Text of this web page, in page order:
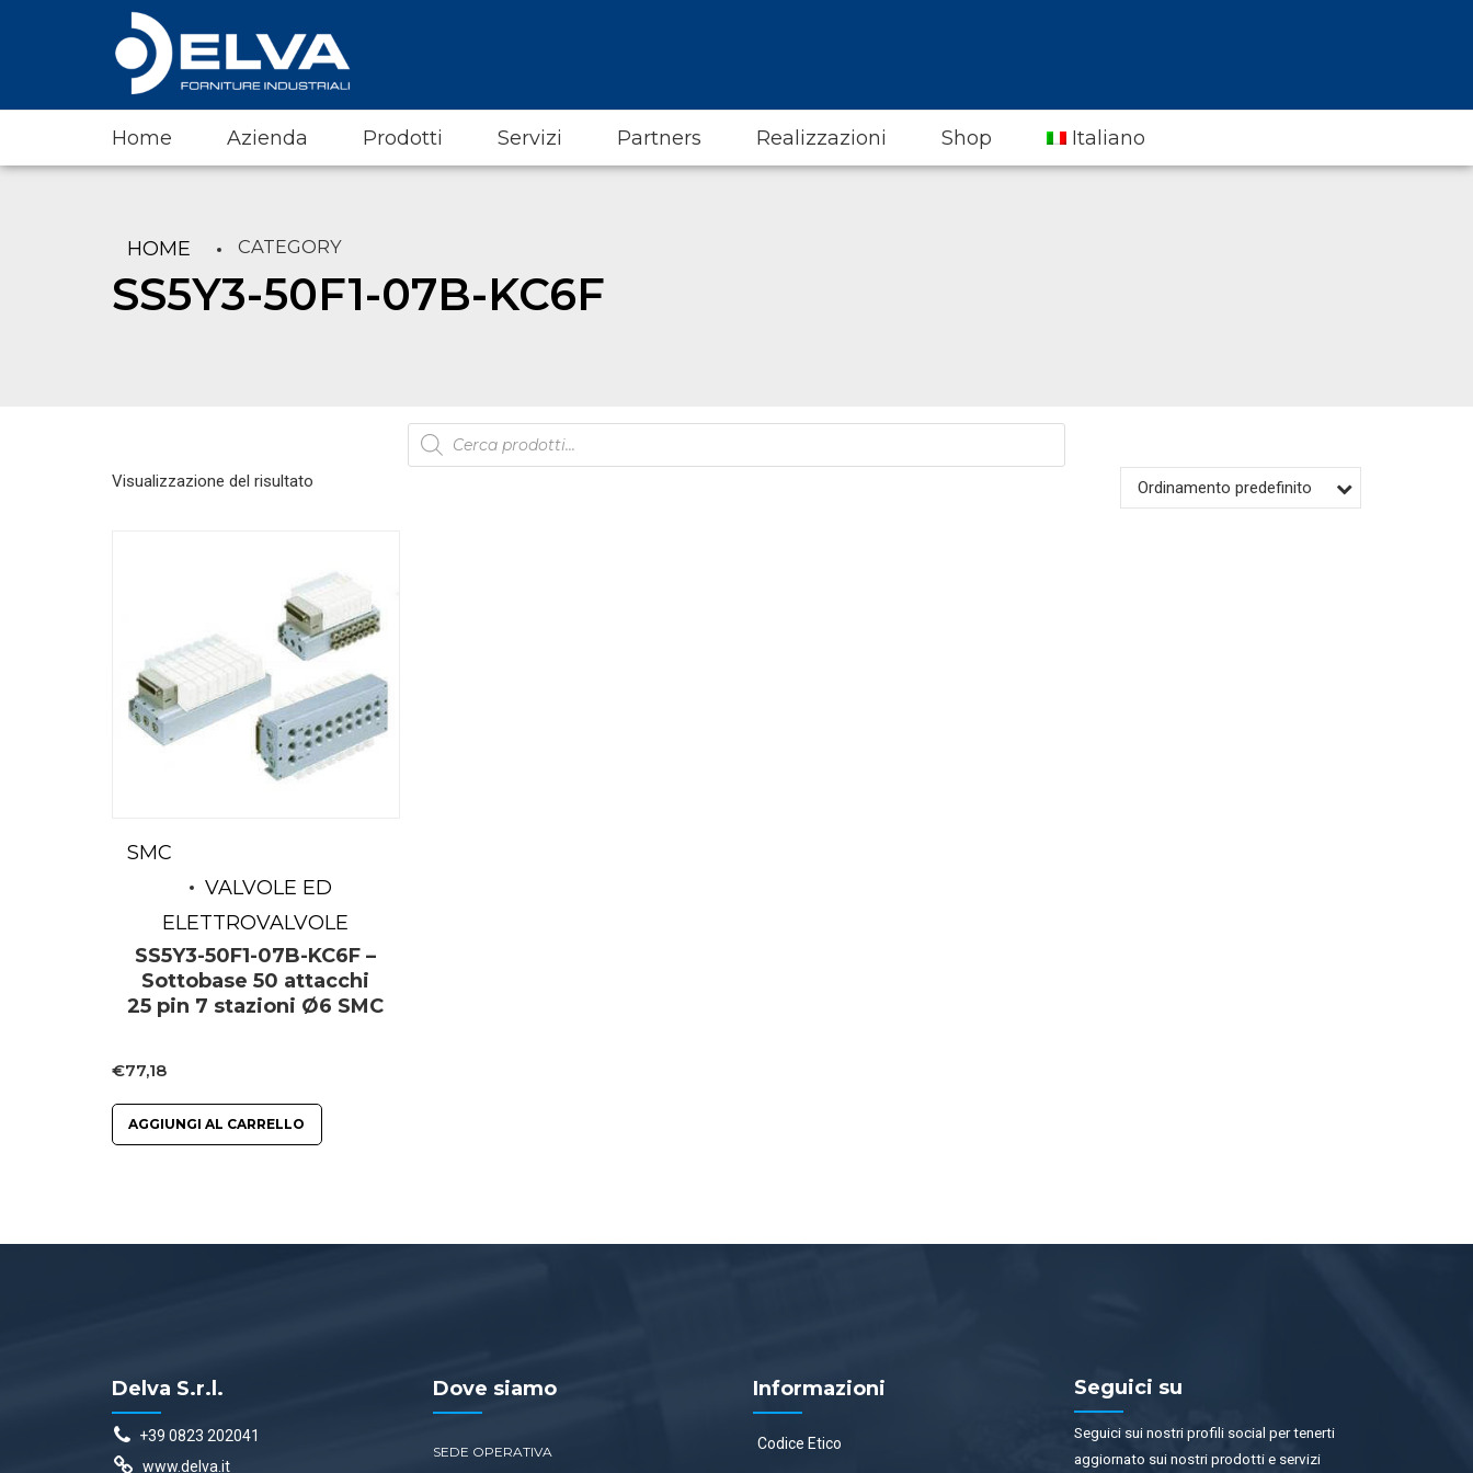
Home Azienda Prodotti Servizi Partners Realizzazioni Shop Italiano
HOME CATEGORY
SS5Y3-50F1-07B-KC6F
Products
search
Visualizzazione del risultato Ordinamento predefinito
SMC
VALVOLE ED
ELETTROVALVOLE
SS5Y3-50F1-07B-KC6F –
Sottobase 50 attacchi
25 pin 7 stazioni Ø6 SMC
€77,18
AGGIUNGI AL CARRELLO
Delva S.r.l.
+39 0823 202041
www.delva.it
Dove siamo
SEDE OPERATIVA
Informazioni
Codice Etico
Seguici su
Seguici sui nostri profili social per tenerti
aggiornato sui nostri prodotti e servizi